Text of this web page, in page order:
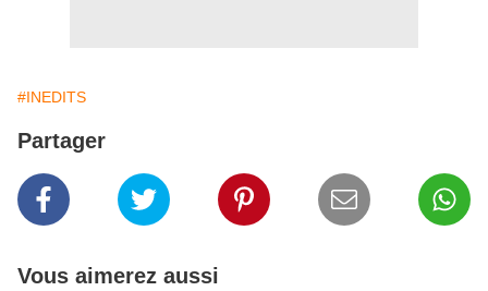
#INEDITS
Partager
Vous aimerez aussi